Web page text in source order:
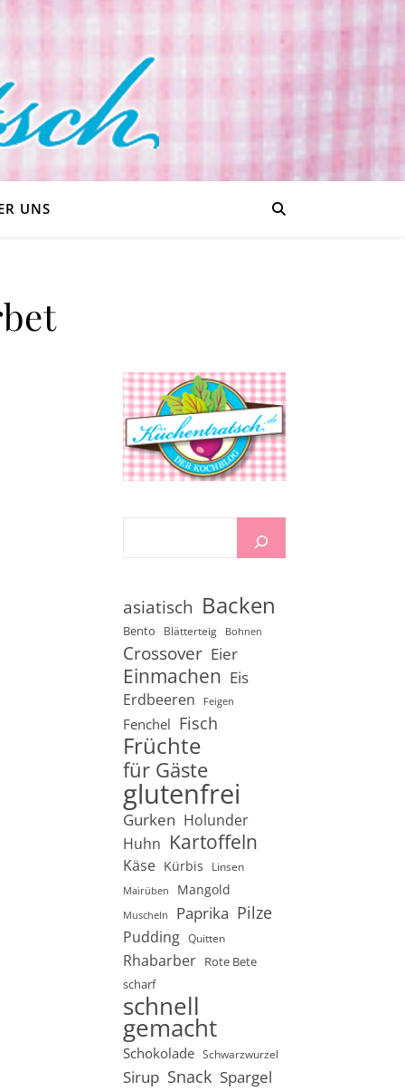
UNS
asiatisch Backen
Bento Blätterteig Bohnen
Crossover Eier
Einmachen Eis
Erdbeeren Feigen
Fenchel Fisch
Früchte
für Gäste
glutenfrei
Gurken Holunder
Huhn Kartoffeln
Käse Kürbis Linsen
Mairüben Mangold
Muscheln Paprika Pilze
Pudding Quitten
Rhabarber Rote Bete
scharf
schnell
gemacht
Schokolade Schwarzwurzel
Sirup Snack Spargel